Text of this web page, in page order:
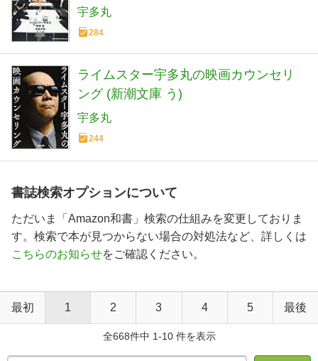
宇多丸
284
ライムスター宇多丸の映画カウンセリ
ング (新潮文庫 う)
宇多丸
244
書誌検索オプションについて
ただいま「Amazon和書」検索の仕組みを変更しておりま
す。検索で本が見つからない場合の対処法など、詳しくは
こちらのお知らせをご確認ください。
最初 1 2 3 4 5 最後
全668件中 1-10 件を表示